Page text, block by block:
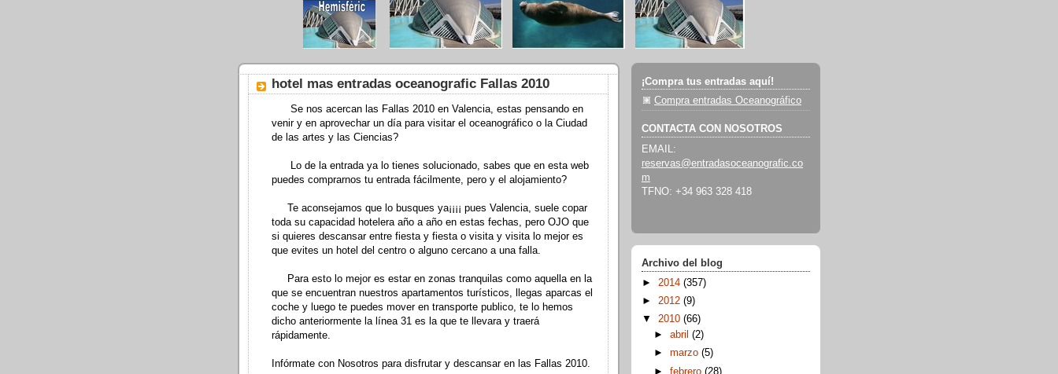
hotel mas entradas oceanografic Fallas 2010
Se nos acercan las Fallas 2010 en Valencia, estas pensando en
venir y en aprovechar un día para visitar el oceanográfico o la Ciudad
de las artes y las Ciencias?
Lo de la entrada ya lo tienes solucionado, sabes que en esta web
puedes comprarnos tu entrada fácilmente, pero y el alojamiento?
Te aconsejamos que lo busques ya¡¡¡¡ pues Valencia, suele copar
toda su capacidad hotelera año a año en estas fechas, pero OJO que
si quieres descansar entre fiesta y fiesta o visita y visita lo mejor es
que evites un hotel del centro o alguno cercano a una falla.
Para esto lo mejor es estar en zonas tranquilas como aquella en la
que se encuentran nuestros apartamentos turísticos, llegas aparcas el
coche y luego te puedes mover en transporte publico, te lo hemos
dicho anteriormente la línea 31 es la que te llevara y traerá
rápidamente.
Infórmate con Nosotros para disfrutar y descansar en las Fallas 2010.
¡Compra tus entradas aquí!
Compra entradas Oceanográfico
CONTACTA CON NOSOTROS
EMAIL:
reservas@entradasoceanografic.co
m
TFNO: +34 963 328 418
Archivo del blog
► 2014 (357)
► 2012 (9)
▼ 2010 (66)
►abril(2)
►marzo(5)
►febrero(28)